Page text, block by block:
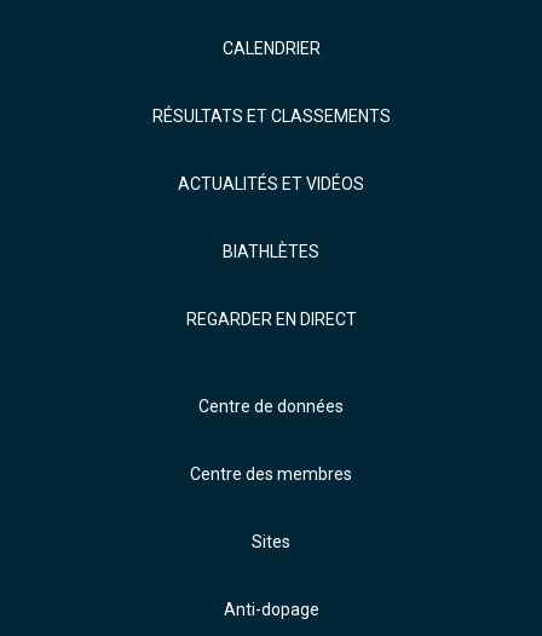
CALENDRIER
RÉSULTATS ET CLASSEMENTS
ACTUALITÉS ET VIDÉOS
BIATHLÈTES
REGARDER EN DIRECT
Centre de données
Centre des membres
Sites
Anti-dopage